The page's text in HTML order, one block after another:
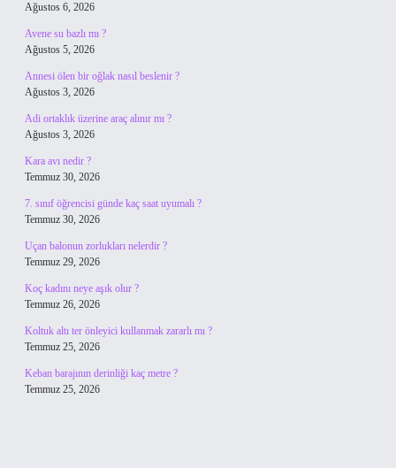
Ağustos 6, 2026
Avene su bazlı mı ?
Ağustos 5, 2026
Annesi ölen bir oğlak nasıl beslenir ?
Ağustos 3, 2026
Adi ortaklık üzerine araç alınır mı ?
Ağustos 3, 2026
Kara avı nedir ?
Temmuz 30, 2026
7. sınıf öğrencisi günde kaç saat uyumalı ?
Temmuz 30, 2026
Uçan balonun zorlukları nelerdir ?
Temmuz 29, 2026
Koç kadını neye aşık olur ?
Temmuz 26, 2026
Koltuk altı ter önleyici kullanmak zararlı mı ?
Temmuz 25, 2026
Keban barajının derinliği kaç metre ?
Temmuz 25, 2026